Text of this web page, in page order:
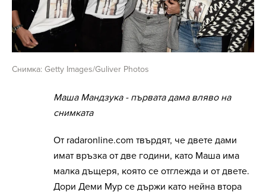
Снимка: Getty Images/Guliver Photos
Маша Мандзука - първата дама вляво на
снимката
От radaronline.com твърдят, че двете дами
имат връзка от две години, като Маша има
малка дъщеря, която се отглежда и от двете.
Дори Деми Мур се държи като нейна втора